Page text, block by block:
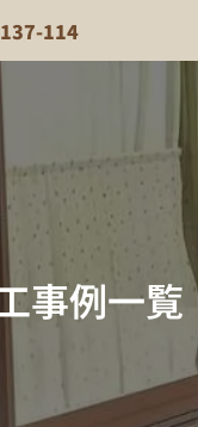
114
事例一覧